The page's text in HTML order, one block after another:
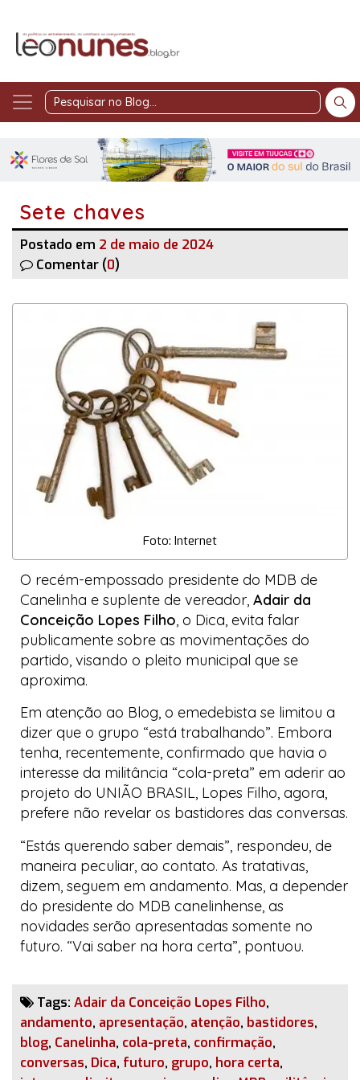
Pesquisar
Blog
Sete chaves
Postado em 2 de maio de 2024
Comentar (0)
Foto: Internet
O recém-empossado presidente do MDB de
Canelinha e suplente de vereador, Adair da
Conceição Lopes Filho, o Dica, evita falar
publicamente sobre as movimentações do
partido, visando o pleito municipal que se
aproxima.
Em atenção ao Blog, o emedebista se limitou a
dizer que o grupo “está trabalhando”. Embora
tenha, recentemente, confirmado que havia o
interesse da militância “cola-preta” em aderir ao
projeto do UNIÃO BRASIL, Lopes Filho, agora,
prefere não revelar os bastidores das conversas.
“Estás querendo saber demais”, respondeu, de
maneira peculiar, ao contato. As tratativas,
dizem, seguem em andamento. Mas, a depender
do presidente do MDB canelinhense, as
novidades serão apresentadas somente no
futuro. “Vai saber na hora certa”, pontuou.
Tags: Adair da Conceição Lopes Filho,
andamento, apresentação, atenção, bastidores,
blog, Canelinha, cola-preta, confirmação,
conversas, Dica, futuro, grupo, hora certa,